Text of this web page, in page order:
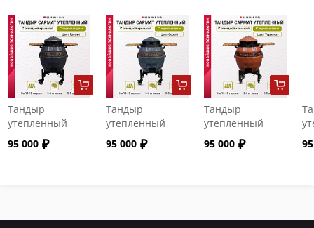
Тандыр
утепленный
"Сармат" с
откидной
95 000
Тандыр
утепленный
"Сармат" с
откидной
95 000
Тандыр
утепленный
"Сармат" с
откидной
95 000